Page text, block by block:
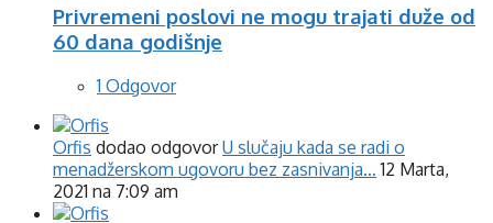
Privremeni poslovi ne mogu trajati duže od
60 dana godišnje
1 Odgovor
Orfis dodao odgovorU slučaju kada se radi o
menadžerskom ugovoru bez zasnivanja… 12 Marta,
2021 na 7:09 am